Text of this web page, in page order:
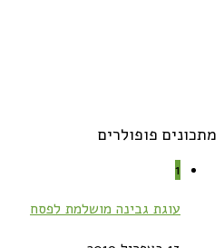
מתכונים פופולרים
1
עוגת גבינה מושלמת לפסח